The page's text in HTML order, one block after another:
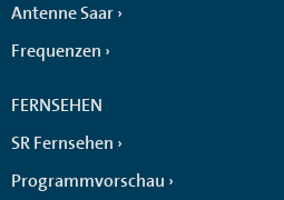
Antenne Saar
Frequenzen
FERNSEHEN
SR Fernsehen
Programmvorschau